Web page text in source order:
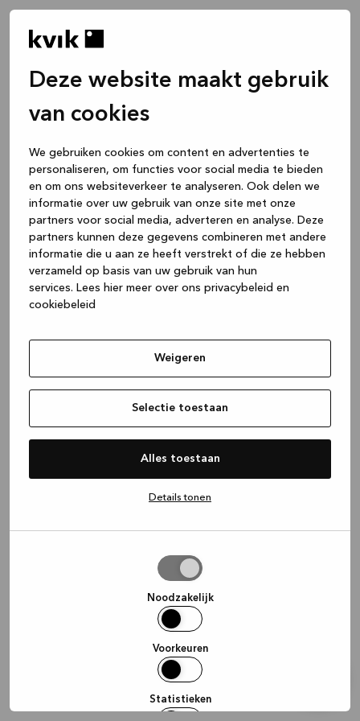
Deze website maakt gebruik
van cookies
We gebruiken cookies om content en advertenties te
personaliseren, om functies voor social media te bieden
en om ons websiteverkeer te analyseren. Ook delen we
informatie over uw gebruik van onze site met onze
partners voor social media, adverteren en analyse. Deze
partners kunnen deze gegevens combineren met andere
informatie die u aan ze heeft verstrekt of die ze hebben
verzameld op basis van uw gebruik van hun
services. Lees hier meer over ons privacybeleid en
cookiebeleid
Weigeren
Selectie toestaan
Alles toestaan
Details tonen
Noodzakelijk
Voorkeuren
Statistieken
(see the browser console for more
information).